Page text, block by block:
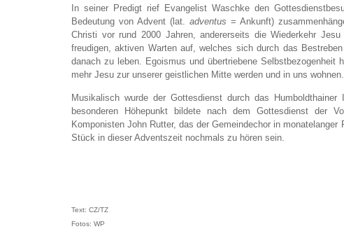
In seiner Predigt rief Evangelist Waschke den
Bedeutung von Advent (lat. adventus = Ankunft)
Christi vor rund 2000 Jahren, andererseits die Wiederkehr
freudigen, aktiven Warten auf, welches sich durch das
danach zu leben. Egoismus und übertriebene
mehr Jesu zur unserer geistlichen Mitte werden und in uns
Musikalisch wurde der Gottesdienst durch das
besonderen Höhepunkt bildete nach dem Gottesdienst der
Komponisten John Rutter, das der Gemeindechor in
Stück in dieser Adventszeit nochmals zu hören sein.
Text: CZ/TZ
Fotos: WP